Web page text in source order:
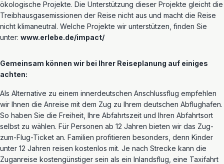
ökologische Projekte. Die Unterstützung dieser Projekte gleicht die
Treibhausgasemissionen der Reise nicht aus und macht die Reise
nicht klimaneutral. Welche Projekte wir unterstützen, finden Sie
unter: www.erlebe.de/impact/
Gemeinsam können wir bei Ihrer Reiseplanung auf einiges
achten:
Als Alternative zu einem innerdeutschen Anschlussflug empfehlen
wir Ihnen die Anreise mit dem Zug zu Ihrem deutschen Abflughafen.
So haben Sie die Freiheit, Ihre Abfahrtszeit und Ihren Abfahrtsort
selbst zu wählen. Für Personen ab 12 Jahren bieten wir das Zug-
zum-Flug-Ticket an. Familien profitieren besonders, denn Kinder
unter 12 Jahren reisen kostenlos mit. Je nach Strecke kann die
Zuganreise kostengünstiger sein als ein Inlandsflug, eine Taxifahrt